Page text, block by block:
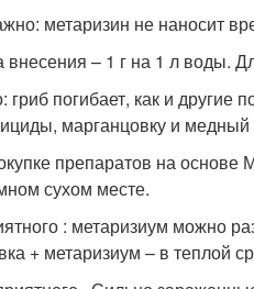
метаризин не наносит
– 1 г на 1 л воды.
гриб погибает, как и другие
марганцовку и медный
препаратов на основе
сухом месте.
: метаризиум можно
+ метаризиум – в теплой